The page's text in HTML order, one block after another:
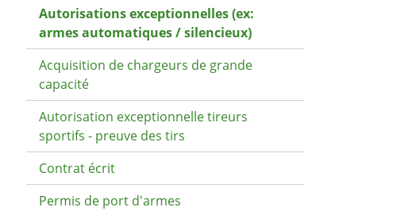
Autorisations exceptionnelles (ex:
armes automatiques / silencieux)
Acquisition de chargeurs de grande
capacité
Autorisation exceptionnelle tireurs
sportifs - preuve des tirs
Contrat écrit
Permis de port d'armes